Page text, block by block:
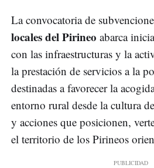
La convocatoria de
locales del Pirineo abarca
con las infraestructuras y la
la prestación de servicios a la
destinadas a favorecer la
entorno rural desde la cultura
y acciones que posicionen,
el territorio de los Pirineos